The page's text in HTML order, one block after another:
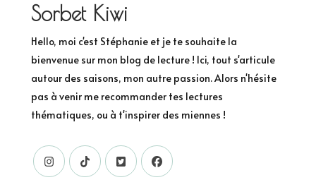
Sorbet Kiwi
Hello, moi c'est Stéphanie et je te souhaite la
bienvenue sur mon blog de lecture ! Ici, tout s'articule
autour des saisons, mon autre passion. Alors n'hésite
pas à venir me recommander tes lectures
thématiques, ou à t'inspirer des miennes !